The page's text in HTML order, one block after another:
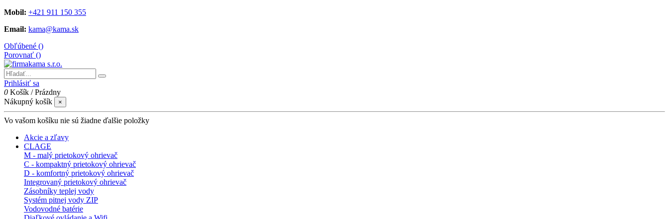
Mobil: +421 911 150 355
Email: kama@kama.sk
Obľúbené ()
Porovnať ()
Prihlásiť sa
0 Košík /Prázdny
Nákupný košík
×
Vo vašom košíku nie sú žiadne ďalšie položky
Akcie a zľavy
CLAGE
M - malý prietokový ohrievač
C - kompaktný prietokový ohrievač
D - komfortný prietokový ohrievač
Integrovaný prietokový ohrievač
Zásobníky teplej vody
Systém pitnej vody ZIP
Vodovodné batérie